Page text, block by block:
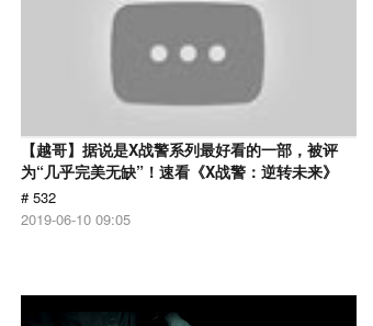
【越哥】据说是X战警系列最好看的一部，被评
为“几乎完美无缺”！速看《X战警：逆转未来》
# 532
2019-06-10 09:05